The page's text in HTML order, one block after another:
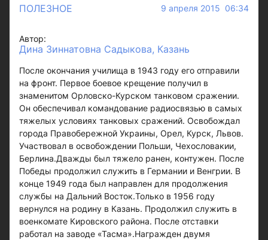
ПОЛЕЗНОЕ 9 апреля 2015 06:34
Автор:
Дина Зиннатовна Садыкова, Казань
После окончания училища в 1943 году его отправили
на фронт. Первое боевое крещение получил в
знаменитом Орловско-Курском танковом сражении.
Он обеспечивал командование радиосвязью в самых
тяжелых условиях танковых сражений. Освобождал
города Правобережной Украины, Орел, Курск, Львов.
Участвовал в освобождении Польши, Чехословакии,
Берлина.Дважды был тяжело ранен, контужен. После
Победы продолжил служить в Германии и Венгрии. В
конце 1949 года был направлен для продолжения
службы на Дальний Восток.Только в 1956 году
вернулся на родину в Казань. Продолжил служить в
военкомате Кировского района. После отставки
работал на заводе «Тасма».Награжден двумя